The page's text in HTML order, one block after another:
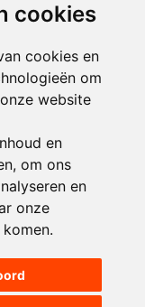
cookies
cookies en
om
website
en
om ons
en
onze